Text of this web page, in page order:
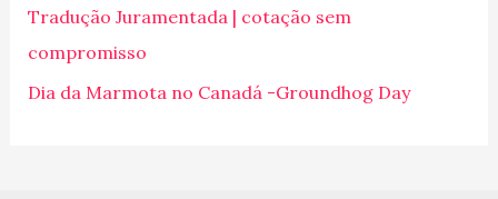
p
o
r
Tradução Juramentada | cotação sem
compromisso
Dia da Marmota no Canadá -Groundhog Day